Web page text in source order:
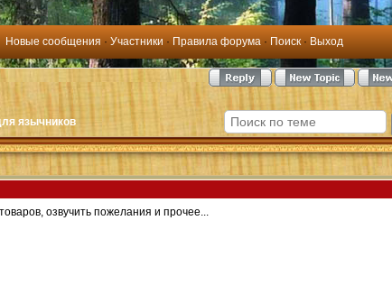
Новые сообщения · Участники · Правила форума · Поиск · Выход
язычников
озвучить пожелания и прочее...